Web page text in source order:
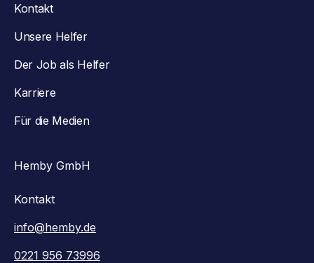
Kontakt
Unsere Helfer
Der Job als Helfer
Karriere
Für die Medien
Hemby GmbH
Kontakt
info@hemby.de
0221 956 73996